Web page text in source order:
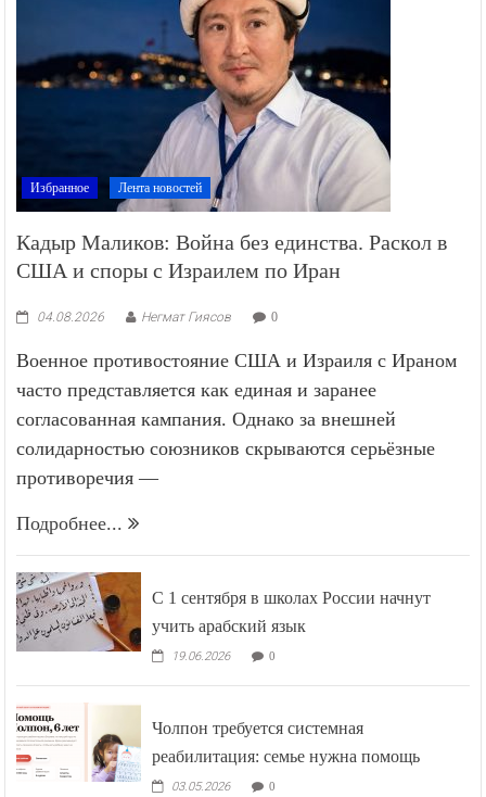
Избранное Лента новостей
Кадыр Маликов: Война без единства. Раскол в
США и споры с Израилем по Иран
04.08.2026 Негмат Гиясов 0
Военное противостояние США и Израиля с Ираном
часто представляется как единая и заранее
согласованная кампания. Однако за внешней
солидарностью союзников скрываются серьёзные
противоречия —
Подробнее...
С 1 сентября в школах России начнут
учить арабский язык
19.06.2026 0
Чолпон требуется системная
реабилитация: семье нужна помощь
03.05.2026 0